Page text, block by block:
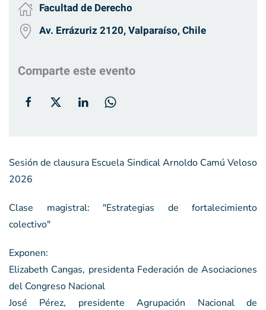
Facultad de Derecho
Av. Errázuriz 2120, Valparaíso, Chile
Comparte este evento
Sesión de clausura Escuela Sindical Arnoldo Camú Veloso
2026
Clase magistral: "Estrategias de fortalecimiento
colectivo"
Exponen:
Elizabeth Cangas, presidenta Federación de Asociaciones
del Congreso Nacional
José Pérez, presidente Agrupación Nacional de